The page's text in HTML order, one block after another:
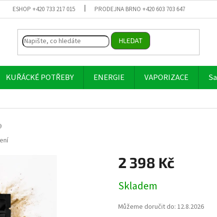
ESHOP +420 733 217 015 PRODEJNA BRNO +420 603 703 647
HLEDAT
KUŘÁCKÉ POTŘEBY ENERGIE VAPORIZACE
2 398 Kč
cena:
Skladem
Můžeme doručit do: 12.8.2026